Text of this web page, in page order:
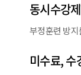
동시수강
부정훈련 방
미수료, 수